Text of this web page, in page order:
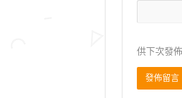
供下次發